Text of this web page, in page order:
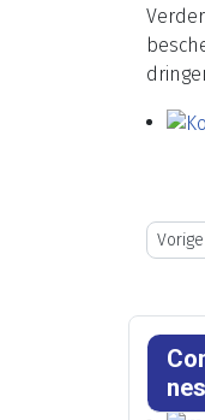
Vorig
Vorige